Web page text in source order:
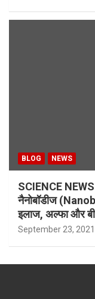
BLOG NEWS
SCIENCE NEWS
नैनोबॉडीज
इलाज, अल्फा और
September 23, 2021